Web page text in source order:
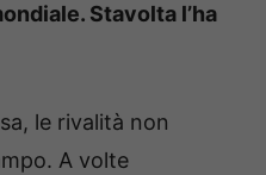
Stavolta l’ha
le rivalità non
A volte